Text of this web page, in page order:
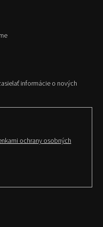
informácie o nových
ochrany osobných